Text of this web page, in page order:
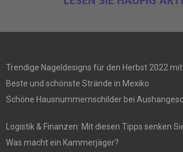
Trendige Nageldesigns für den Herbst 2022
Beste und schönste Strände in Mexiko
Schöne Hausnummernschilder bei
Logistik & Finanzen: Mit diesen Tipps senken
Was macht ein Kammerjäger?